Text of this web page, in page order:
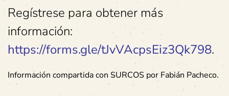
Regístrese para obtener más
información:
https://forms.gle/tJvVAcpsEiz3Qk798.
Información compartida con SURCOS por Fabián Pacheco.